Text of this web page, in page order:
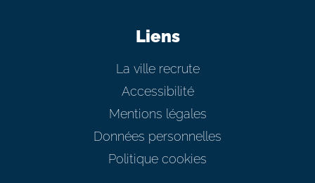
Liens
La ville recrute
Accessibilité
Mentions légales
Données personnelles
Politique cookies